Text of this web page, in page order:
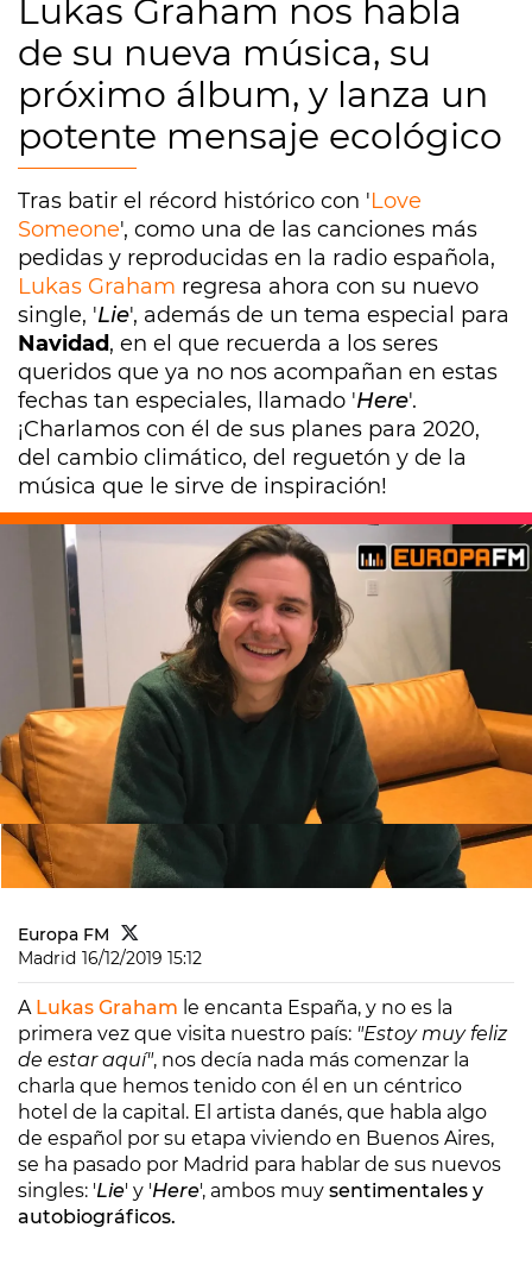
Lukas Graham nos habla
de su nueva música, su
próximo álbum, y lanza un
potente mensaje ecológico
Tras batir el récord histórico con 'Love
Someone', como una de las canciones más
pedidas y reproducidas en la radio española,
Lukas Graham regresa ahora con su nuevo
single, 'Lie', además de un tema especial para
Navidad, en el que recuerda a los seres
queridos que ya no nos acompañan en estas
fechas tan especiales, llamado 'Here'.
¡Charlamos con él de sus planes para 2020,
del cambio climático, del reguetón y de la
música que le sirve de inspiración!
Europa FM
Madrid 16/12/2019 15:12
A Lukas Graham le encanta España, y no es la
primera vez que visita nuestro país: "Estoy muy feliz
de estar aquí", nos decía nada más comenzar la
charla que hemos tenido con él en un céntrico
hotel de la capital. El artista danés, que habla algo
de español por su etapa viviendo en Buenos Aires,
se ha pasado por Madrid para hablar de sus nuevos
singles: 'Lie' y 'Here', ambos muy sentimentales y
autobiográficos.